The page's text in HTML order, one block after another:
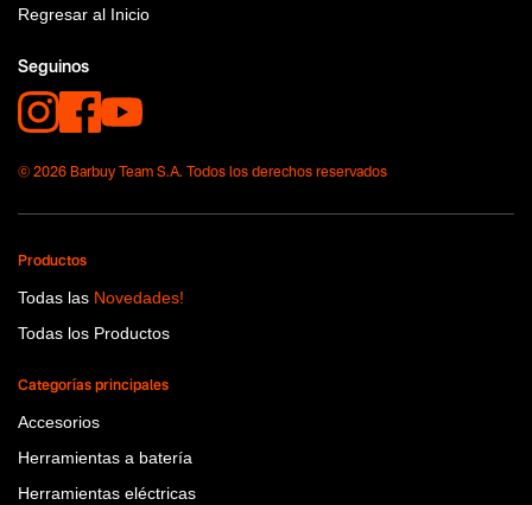
Funcion o uso
No items found.
Tecnologia
No items found.
Regresar al Inicio
Seguinos
© 2026 Barbuy Team S.A. Todos los derechos reservados
Productos
Todas las Novedades!
Todas los Productos
Categorías principales
Accesorios
Herramientas a batería
Herramientas eléctricas